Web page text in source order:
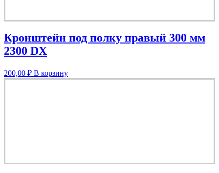
Кронштейн под полку правый 300 мм
2300 DX
200,00 ₽ В корзину